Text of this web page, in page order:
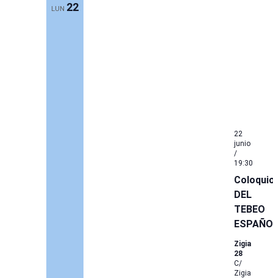
LUN 22
DEL
TEBEO
22
junio
/
19:30
Zigia
28
C/
Zigia